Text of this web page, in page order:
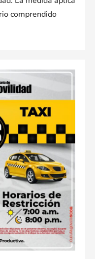
comprendido